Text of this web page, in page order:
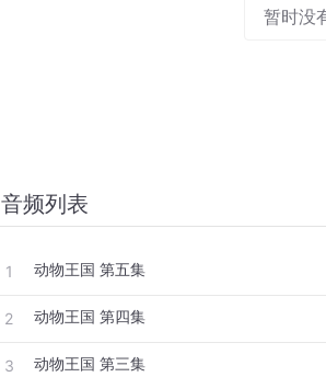
暂时没
音频列表
1 动物王国 第五集
2 动物王国 第四集
3 动物王国 第三集